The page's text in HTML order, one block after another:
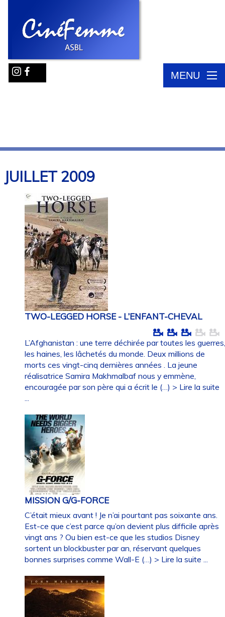
MENU
JUILLET2009
TWO-LEGGED HORSE - L’ENFANT-CHEVAL
L’Afghanistan : une terre déchirée par toutes les
les haines, les lâchetés du monde. Deux millions de
morts ces vingt-cinq dernières années . La jeune
réalisatrice Samira Makhmalbaf nous y emmène,
encouragée par son père qui a écrit le (…) > Lire la suite
MISSION G/G-FORCE
C’était mieux avant ! Je n’ai pourtant pas soixante ans.
Est-ce que c’est parce qu’on devient plus difficile après
vingt ans ? Ou bien est-ce que les studios Disney
sortent un blockbuster par an, réservant quelques
bonnes surprises comme Wall-E (…) > Lire la suite ...